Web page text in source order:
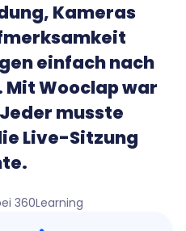
Kameras
einfach nach
Wooclap war
musste
Live-Sitzung
360Learning